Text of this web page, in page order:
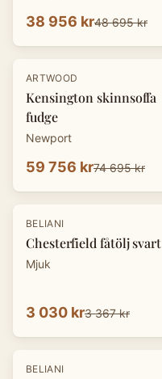
38 956 kr48 695 kr
-20%
ARTWOOD
Kensington skinnsoffa
fudge
Newport
59 756 kr74 695 kr
-10 %
BELIANI
Chesterfield fåtölj svart
Mjuk
3 030 kr3 367 kr
-10 %
BELIANI